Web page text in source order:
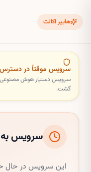
هایپر اکانت
سرویس موقتاً در
سرویس دستیار هوش مصنوعی
گشت.
سرویس
این سرویس در حال